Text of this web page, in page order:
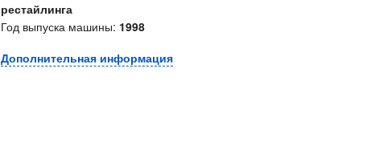
рестайлинга
Год выпуска машины: 1998
Дополнительная информация